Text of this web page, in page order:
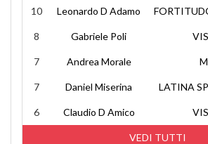
VEDI TUTTI
10 Leonardo D Adamo
8 Gabriele Poli
7 Andrea Morale
7 Daniel Miserina LATINA
6 Claudio D Amico